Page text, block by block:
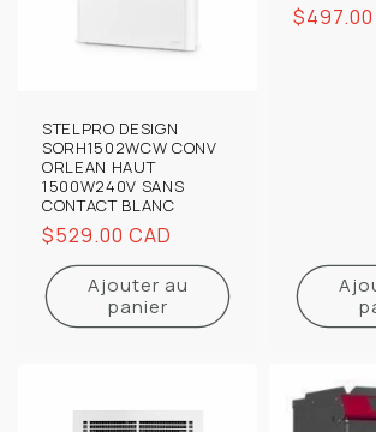
STELPRO DESIGN
SORH1502WCW CONV
ORLEAN HAUT
1500W240V SANS
CONTACT BLANC
Prix
habituel
$529.00 CAD
Ajouter au
panier
Prix
$497.00